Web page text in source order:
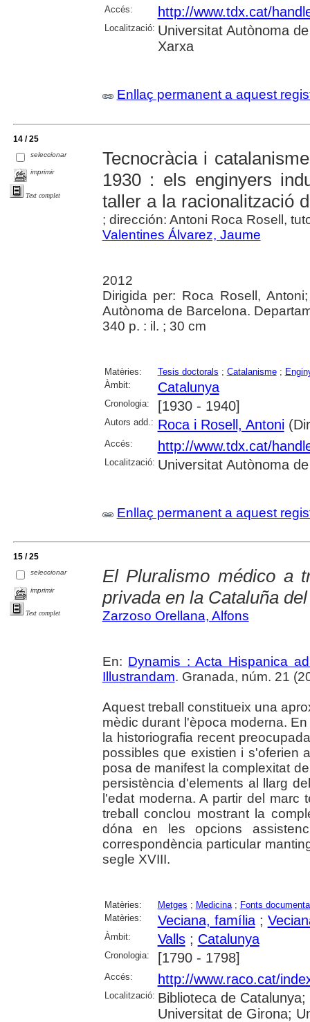
Accés: http://www.tdx.cat/
Localització: Universitat Autònoma
Xarxa
Enllaç permanent a aquest
14 / 25
seleccionar
imprimir
Text complet
Tecnocràcia i
1930 : els enginyers
taller a la racionalització
; dirección: Antoni Roca Rosell,
Valentines Álvarez, Jaume
2012
Dirigida per: Roca Rosell,
Autònoma de Barcelona.
340 p. : il. ; 30 cm
Matèries: Tesis doctorals ; Catalanisme;
Àmbit:
Catalunya
Cronologia: [1930 - 1940]
Autors add.: Roca i Rosell, Antoni
Accés: http://www.tdx.cat/
Localització: Universitat Autònoma
Enllaç permanent a aquest
15 / 25
seleccionar
imprimir
Text complet
El Pluralismo médico a
privada en la Cataluña
Zarzoso Orellana, Alfons
En: Dynamis : Acta Hispanica
Illustrandam. Granada, núm. 21
Aquest treball constitueix una
mèdic durant l'època moderna.
la historiografia recent
possibles que existien i s'oferien
posa de manifest la complexitat
persistència d'elements al llarg
l'edat moderna. A partir del marc
treball conclou mostrant la
dóna en les opcions
correspondència particular
segle XVIII.
Matèries: Metges ; Medicina; Fonts
Matèries:
Veciana, família;
Àmbit: Valls; Catalunya
Cronologia: [1790 - 1798]
Accés: http://www.raco.cat/
Localització: Biblioteca de
Universitat de Girona;